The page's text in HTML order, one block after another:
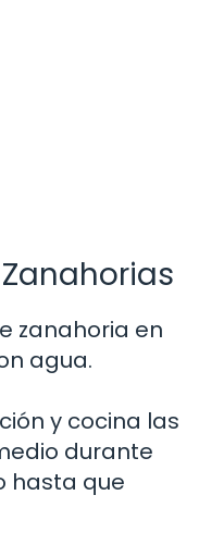
zanahoria en
agua.
y cocina las
durante
hasta que